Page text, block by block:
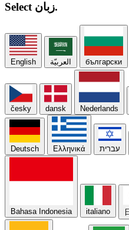
Select زبان.
English العربيّة български
česky dansk Nederlands
Deutsch Ελληνικά עברית
Bahasa Indonesia italiano